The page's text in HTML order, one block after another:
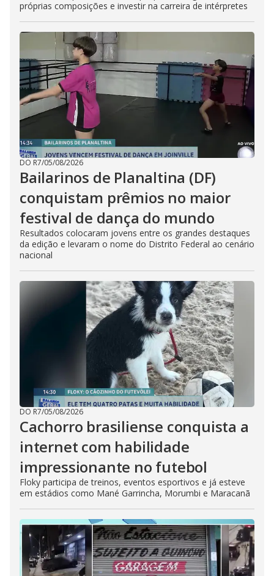
próprias composições e investir na carreira de intérpretes
DO R7/05/08/2026
Bailarinos de Planaltina (DF)
conquistam prêmios no maior
festival de dança do mundo
Resultados colocaram jovens entre os grandes destaques
da edição e levaram o nome do Distrito Federal ao cenário
nacional
DO R7/05/08/2026
Cachorro brasiliense conquista a
internet com habilidade
impressionante no futebol
Floky participa de treinos, eventos esportivos e já esteve
em estádios como Mané Garrincha, Morumbi e Maracanã